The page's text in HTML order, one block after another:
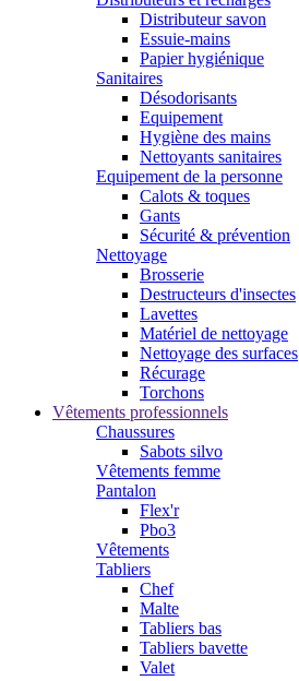
Distributeur savon
Essuie-mains
Papier hygiénique
Sanitaires
Désodorisants
Equipement
Hygiène des mains
Nettoyants sanitaires
Equipement de la personne
Calots & toques
Gants
Sécurité & prévention
Nettoyage
Brosserie
Destructeurs d'insectes
Lavettes
Matériel de nettoyage
Nettoyage des surfaces
Récurage
Torchons
Vêtements professionnels
Chaussures
Sabots silvo
Vêtements femme
Pantalon
Flex'r
Pbo3
Vêtements
Tabliers
Chef
Malte
Tabliers bas
Tabliers bavette
Valet